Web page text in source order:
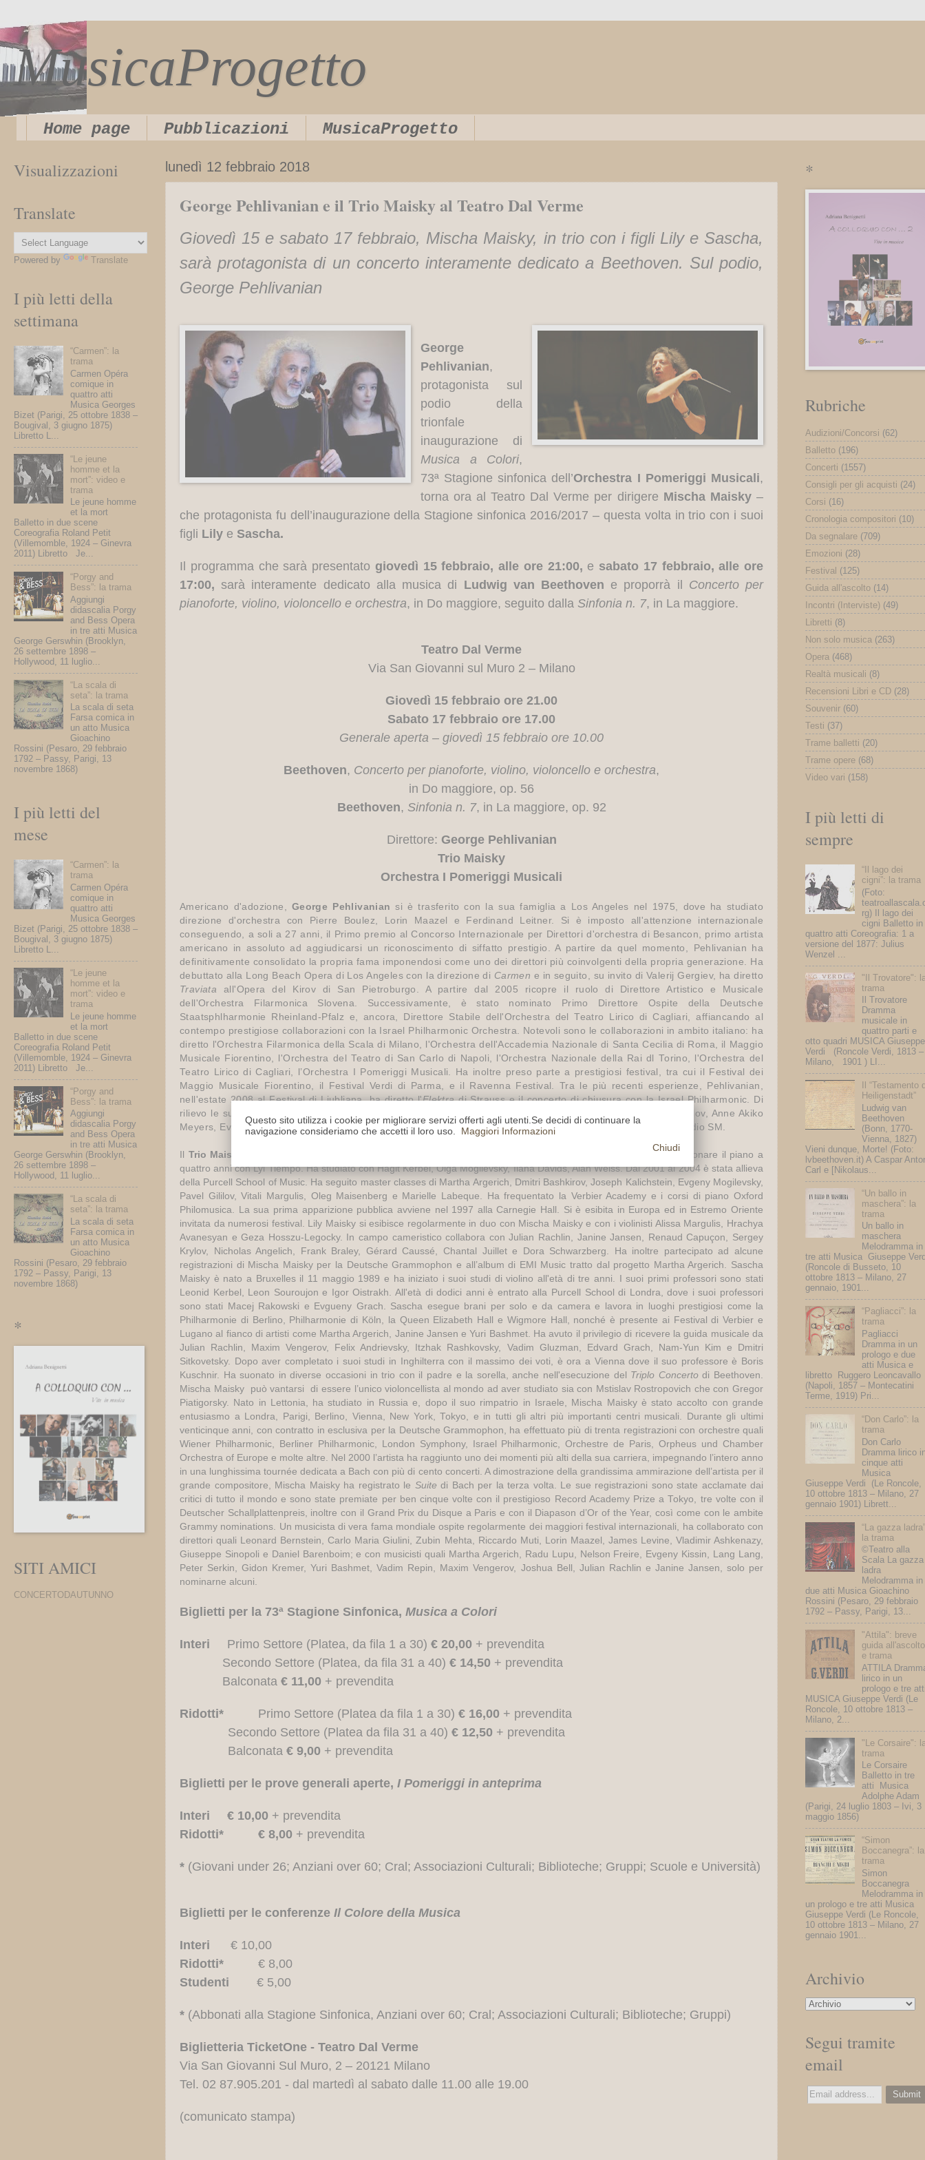
MusicaProgetto
Home page Pubblicazioni MusicaProgetto
lunedì 12 febbraio 2018
George Pehlivanian e il Trio Maisky al Teatro Dal Verme
Giovedì 15 e sabato 17 febbraio, Mischa Maisky, in trio con i figli Lily e Sascha,
sarà protagonista di un concerto interamente dedicato a Beethoven. Sul podio,
George Pehlivanian
George
Pehlivanian,
protagonista sul
podio della
trionfale
inaugurazione di
Musica a Colori,
73ª Stagione sinfonica dell’Orchestra I Pomeriggi Musicali,
torna ora al Teatro Dal Verme per dirigere Mischa Maisky–
che protagonista fu dell’inaugurazione della Stagione sinfonica 2016/2017 – questa volta in trio con i suoi
figli Lily e Sascha.
Il programma che sarà presentato giovedì 15 febbraio, alle ore 21:00, e sabato 17 febbraio, alle ore
17:00, sarà interamente dedicato alla musica di Ludwig van Beethoven e proporrà il Concerto per
pianoforte, violino, violoncello e orchestra, in Do maggiore, seguito dalla Sinfonia n. 7, in La maggiore.
Teatro Dal Verme
Via San Giovanni sul Muro 2 – Milano
Giovedì 15 febbraio ore 21.00
Sabato 17 febbraio ore 17.00
Generale aperta – giovedì 15 febbraio ore 10.00
Beethoven, Concerto per pianoforte, violino, violoncello e orchestra,
in Do maggiore, op. 56
Beethoven, Sinfonia n. 7, in La maggiore, op. 92
Direttore: George Pehlivanian
Trio Maisky
Orchestra I Pomeriggi Musicali
Americano d'adozione, George Pehlivanian si è trasferito con la sua famiglia a Los Angeles nel 1975, dove ha studiato
direzione d'orchestra con Pierre Boulez, Lorin Maazel e Ferdinand Leitner. Si è imposto all'attenzione internazionale
conseguendo, a soli a 27 anni, il Primo premio al Concorso Internazionale per Direttori d'orchestra di Besancon, primo artista
americano in assoluto ad aggiudicarsi un riconoscimento di siffatto prestigio. A partire da quel momento, Pehlivanian ha
definitivamente consolidato la propria fama imponendosi come uno dei direttori più coinvolgenti della propria generazione. Ha
debuttato alla Long Beach Opera di Los Angeles con la direzione di Carmen e in seguito, su invito di Valerij Gergiev, ha diretto
Traviata all'Opera del Kirov di San Pietroburgo. A partire dal 2005 ricopre il ruolo di Direttore Artistico e Musicale
dell'Orchestra Filarmonica Slovena. Successivamente, è stato nominato Primo Direttore Ospite della Deutsche
Staatsphlharmonie Rheinland-Pfalz e, ancora, Direttore Stabile dell'Orchestra del Teatro Lirico di Cagliari, affiancando al
contempo prestigiose collaborazioni con la Israel Philharmonic Orchestra. Notevoli sono le collaborazioni in ambito italiano: ha
diretto l'Orchestra Filarmonica della Scala di Milano, l'Orchestra dell'Accademia Nazionale di Santa Cecilia di Roma, il Maggio
Musicale Fiorentino, l'Orchestra del Teatro di San Carlo di Napoli, l'Orchestra Nazionale della Rai dl Torino, l'Orchestra del
Teatro Lirico di Cagliari, l’Orchestra I Pomeriggi Musicali. Ha inoltre preso parte a prestigiosi festival, tra cui il Festival dei
Maggio Musicale Fiorentino, il Festival Verdi di Parma, e il Ravenna Festival. Tra le più recenti esperienze, Pehlivanian,
nell'estate 2008alFestival di Ljubljana, ha diretto l'Elektradi Strauss e il concerto di chiusura con la Israel Philharmonic. Di
rilievo le sue collaborazioni con solisti di prestigio internazionale: Maxim Vengerov, Isabelle Faust, Sergej Krilov, Anne Akiko
Meyers, Evelyn Glennie. Numerose le sue incisioni discografiche per BMG, EMI/Virgin Classics, Chandos e Studio SM.
Trio Maisky
è formato da Mischa, Lily e Sascha Maisky. Lily Maisky è nata a Parigi nel 1987 e ha iniziato a suonare il piano a
quattro anni con Lyl Tiempo. Ha studiato con Hagit Kerbel, Olga Mogilevsky, Ilana Davids, Alan Weiss. Dal 2001 al 2004 è stata allieva
della Purcell School of Music. Ha seguito master classes di Martha Argerich, Dmitri Bashkirov, Joseph Kalichstein, Evgeny Mogilevsky,
Pavel Gililov, Vitali Margulis, Oleg Maisenberg e Marielle Labeque. Ha frequentato la Verbier Academy e i corsi di piano Oxford
Philomusica. La sua prima apparizione pubblica avviene nel 1997 alla Carnegie Hall. Si è esibita in Europa ed in Estremo Oriente
invitata da numerosi festival. Lily Maisky si esibisce regolarmente in duo con Mischa Maisky e con i violinisti Alissa Margulis, Hrachya
Avanesyan e Geza Hosszu-Legocky. In campo cameristico collabora con Julian Rachlin, Janine Jansen, Renaud Capuçon, Sergey
Krylov, Nicholas Angelich, Frank Braley, Gérard Caussé, Chantal Juillet e Dora Schwarzberg. Ha inoltre partecipato ad alcune
registrazioni di Mischa Maisky per la Deutsche Grammophon e all’album di EMI Music tratto dal progetto Martha Argerich. Sascha
Maisky è nato a Bruxelles il 11 maggio 1989 e ha iniziato i suoi studi di violino all'età di tre anni. I suoi primi professori sono stati
Leonid Kerbel, Leon Souroujon e Igor Oistrakh. All'età di dodici anni è entrato alla Purcell School di Londra, dove i suoi professori
sono stati Macej Rakowski e Evgueny Grach. Sascha esegue brani per solo e da camera e lavora in luoghi prestigiosi come la
Philharmonie di Berlino, Philharmonie di Köln, la Queen Elizabeth Hall e Wigmore Hall, nonché è presente ai Festival di Verbier e
Lugano al fianco di artisti come Martha Argerich, Janine Jansen e Yuri Bashmet. Ha avuto il privilegio di ricevere la guida musicale da
Julian Rachlin, Maxim Vengerov, Felix Andrievsky, Itzhak Rashkovsky, Vadim Gluzman, Edvard Grach, Nam-Yun Kim e Dmitri
Sitkovetsky. Dopo aver completato i suoi studi in Inghilterra con il massimo dei voti, è ora a Vienna dove il suo professore è Boris
Kuschnir. Ha suonato in diverse occasioni in trio con il padre e la sorella, anche nell'esecuzione del Triplo Concertodi Beethoven.
Mischa Maisky
può vantarsi
di essere l’unico violoncellista al mondo ad aver studiato sia con Mstislav Rostropovich che con Gregor
Piatigorsky. Nato in Lettonia, ha studiato in Russia e, dopo il suo rimpatrio in Israele, Mischa Maisky è stato accolto con grande
entusiasmo a Londra, Parigi, Berlino, Vienna, New York, Tokyo, e in tutti gli altri più importanti centri musicali. Durante gli ultimi
venticinque anni, con contratto in esclusiva per la Deutsche Grammophon, ha effettuato più di trenta registrazioni con orchestre quali
Wiener Philharmonic, Berliner Philharmonic, London Symphony, Israel Philharmonic, Orchestre de Paris, Orpheus und Chamber
Orchestra of Europe e molte altre. Nel 2000 l’artista ha raggiunto uno dei momenti più alti della sua carriera, impegnando l’intero anno
in una lunghissima tournée dedicata a Bach con più di cento concerti. A dimostrazione della grandissima ammirazione dell’artista per il
grande compositore, Mischa Maisky ha registrato le Suite di Bach per la terza volta. Le sue registrazioni sono state acclamate dai
critici di tutto il mondo e sono state premiate per ben cinque volte con il prestigioso Record Academy Prize a Tokyo, tre volte con il
Deutscher Schallplattenpreis, inoltre con il Grand Prix du Disque a Paris e con il Diapason d’Or of the Year, così come con le ambite
Grammy nominations. Un musicista di vera fama mondiale ospite regolarmente dei maggiori festival internazionali, ha collaborato con
direttori quali Leonard Bernstein, Carlo Maria Giulini, Zubin Mehta, Riccardo Muti, Lorin Maazel, James Levine, Vladimir Ashkenazy,
Giuseppe Sinopoli e Daniel Barenboim; e con musicisti quali Martha Argerich, Radu Lupu, Nelson Freire,
Evgeny Kissin, Lang Lang,
Peter Serkin, Gidon Kremer, Yuri Bashmet, Vadim Repin, Maxim Vengerov, Joshua Bell, Julian Rachlin e Janine Jansen , solo per
nominarne alcuni.
Biglietti per la 73ª Stagione Sinfonica, Musica a Colori
Interi Primo Settore (Platea, da fila 1 a 30) € 20,00 + prevendita
Secondo Settore (Platea, da fila 31 a 40)€ 14,50 + prevendita
Balconata€ 11,00 + prevendita
Ridotti* Primo Settore (Platea da fila 1 a 30) € 16,00 + prevendita
Secondo Settore (Platea da fila 31 a 40) € 12,50 + prevendita
Balconata € 9,00 + prevendita
Biglietti per le prove generali aperte, I Pomeriggi in anteprima
Interi € 10,00 + prevendita
Ridotti* € 8,00 + prevendita
* (Giovani under 26; Anziani over 60; Cral; Associazioni Culturali; Biblioteche; Gruppi; Scuole e Università)
Biglietti per le conferenze Il Colore della Musica
Interi
€ 10,00
Ridotti*
€ 8,00
Studenti
€ 5,00
* (Abbonati alla Stagione Sinfonica, Anziani over 60; Cral; Associazioni Culturali; Biblioteche; Gruppi)
Biglietteria TicketOne - Teatro Dal Verme
Via San Giovanni Sul Muro, 2 – 20121 Milano
Tel. 02 87.905.201 - dal martedì al sabato dalle 11.00 alle 19.00
(comunicato stampa)
Visualizzazioni
Translate
Powered by Translate
I più letti della
settimana
“Carmen”: la
trama
Carmen Opéra
comique in
quattro atti
Musica Georges
Bizet (Parigi, 25 ottobre 1838 –
Bougival, 3 giugno 1875)
Libretto L...
“Le jeune
homme et la
mort”: video e
trama
Le jeune homme
et la mort
Balletto in due scene
Coreografia Roland Petit
(Villemomble, 1924 – Ginevra
2011) Libretto Je...
“Porgy and
Bess”: la trama
Aggiungi
didascalia Porgy
and Bess Opera
in tre atti Musica
George Gerswhin (Brooklyn,
26 settembre 1898 –
Hollywood, 11 luglio...
“La scala di
seta”: la trama
La scala di seta
Farsa comica in
un atto Musica
Gioachino
Rossini (Pesaro, 29 febbraio
1792 – Passy, Parigi, 13
novembre 1868)
I più letti del
mese
“Carmen”: la
trama
Carmen Opéra
comique in
quattro atti
Musica Georges
Bizet (Parigi, 25 ottobre 1838 –
Bougival, 3 giugno 1875)
Libretto L...
“Le jeune
homme et la
mort”: video e
trama
Le jeune homme
et la mort
Balletto in due scene
Coreografia Roland Petit
(Villemomble, 1924 – Ginevra
2011) Libretto Je...
“Porgy and
Bess”: la trama
Aggiungi
didascalia Porgy
and Bess Opera
in tre atti Musica
George Gerswhin (Brooklyn,
26 settembre 1898 –
Hollywood, 11 luglio...
“La scala di
seta”: la trama
La scala di seta
Farsa comica in
un atto Musica
Gioachino
Rossini (Pesaro, 29 febbraio
1792 – Passy, Parigi, 13
novembre 1868)
*
SITI AMICI
CONCERTODAUTUNNO
*
Rubriche
Audizioni/Concorsi (62)
Balletto (196)
Concerti (1557)
Consigli per gli acquisti (24)
Corsi (16)
Cronologia compositori (10)
Da segnalare (709)
Emozioni (28)
Festival (125)
Guida all'ascolto (14)
Incontri (Interviste) (49)
Libretti (8)
Non solo musica (263)
Opera (468)
Realtà musicali (8)
Recensioni Libri e CD (28)
Souvenir (60)
Testi (37)
Trame balletti (20)
Trame opere (68)
Video vari (158)
I più letti di
sempre
“Il lago dei
cigni”: la trama
(Foto:
rg) Il lago dei
cigni Balletto in
quattro atti Coreografia: 1 a
versione del 1877: Julius
Wenzel ...
"Il Trovatore":
trama
Il Trovatore
Dramma
musicale in
quattro parti e
otto quadri MUSICA Giuseppe
Verdi (Roncole Verdi, 1813 –
Milano, 1901 ) LI...
Il “Testamento
Heiligenstadt”
Ludwig van
Beethoven
(Bonn, 1770-
Vienna, 1827)
Vieni dunque, Morte! (Foto:
lvbeethoven.it) A Caspar
Carl e [Nikolaus...
“Un ballo in
maschera”: la
trama
Un ballo in
maschera
Melodramma in
tre atti Musica Giuseppe
(Roncole di Busseto, 10
ottobre 1813 – Milano, 27
gennaio, 1901...
“Pagliacci”: la
trama
Pagliacci
Dramma in un
prologo e due
atti Musica e
libretto Ruggero Leoncavallo
(Napoli, 1857 – Montecatini
Terme, 1919) Pri...
“Don Carlo”: la
trama
Don Carlo
Dramma lirico
cinque atti
Musica
Giuseppe Verdi (Le Roncole,
10 ottobre 1813 – Milano, 27
gennaio 1901) Librett...
“La gazza
la trama
©Teatro alla
Scala La gazza
ladra
Melodramma in
due atti Musica Gioachino
Rossini (Pesaro, 29 febbraio
1792 – Passy, Parigi, 13...
"Attila": breve
guida all'ascolto
e trama
ATTILA
lirico in un
prologo e tre
MUSICA Giuseppe Verdi (Le
Roncole, 10 ottobre 1813 –
Milano, 2...
"Le Corsaire":
trama
Le Corsaire
Balletto in tre
atti Musica
Adolphe Adam
(Parigi, 24 luglio 1803 – Ivi, 3
maggio 1856)
“Simon
Boccanegra”: la
trama
Simon
Boccanegra
Melodramma in
un prologo e tre atti Musica
Giuseppe Verdi (Le Roncole,
10 ottobre 1813 – Milano, 27
gennaio 1901...
Archivio
Segui tramite
email
Questo sito utilizza i cookie per migliorare servizi offerti agli utenti.Se decidi di continuare la
navigazione consideriamo che accetti il loro uso.
Maggiori Informazioni
Chiudi